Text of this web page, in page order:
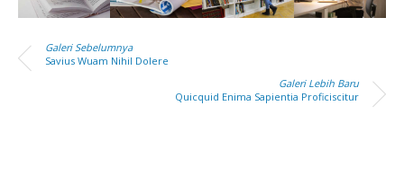
Galeri Sebelumnya
Savius Wuam Nihil Dolere
Galeri Lebih Baru
Quicquid Enima Sapientia Proficiscitur